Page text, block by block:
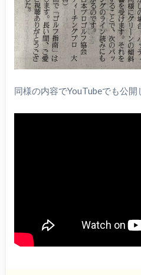
同様の内容でYouTubeでも公開